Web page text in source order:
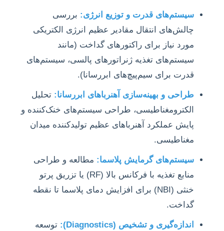
سیستم‌های قدرت و توزیع انرژی: بررسی
چالش‌های انتقال مقادیر عظیم انرژی الکتریکی
مورد نیاز برای راکتورهای گداخت (مانند
سیستم‌های تغذیه ژنراتورهای پالسی، سیستم‌های
قدرت برای سیم‌پیچ‌های ابررسانا).
طراحی و بهینه‌سازی آهنرباهای ابررسانا: تحلیل
الکترومغناطیسی، طراحی سیستم‌های خنک‌کننده و
پایش عملکرد آهنرباهای عظیم تولیدکننده میدان
مغناطیسی.
سیستم‌های گرمایش پلاسما: مطالعه و طراحی
منابع تغذیه با فرکانس بالا (RF) یا تزریق پرتو
خنثی (NBI) برای افزایش دمای پلاسما تا نقطه
گداخت.
اندازه‌گیری و تشخیص (Diagnostics):
توسعه